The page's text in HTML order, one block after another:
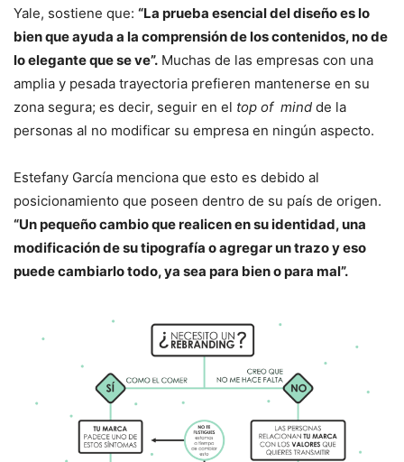
Yale, sostiene que: “La prueba esencial del diseño es lo
bien que ayuda a la comprensión de los contenidos, no de
lo elegante que se ve”. Muchas de las empresas con una
amplia y pesada trayectoria prefieren mantenerse en su
zona segura; es decir, seguir en el top of mind de la
personas al no modificar su empresa en ningún aspecto.
Estefany García menciona que esto es debido al
posicionamiento que poseen dentro de su país de origen.
“Un pequeño cambio que realicen en su identidad, una
modificación de su tipografía o agregar un trazo y eso
puede cambiarlo todo, ya sea para bien o para mal”.